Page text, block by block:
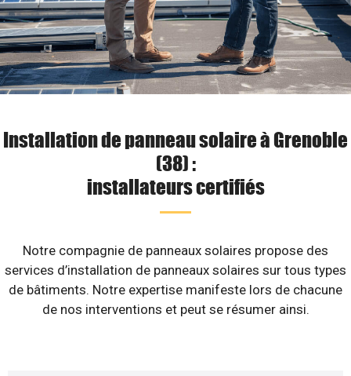
Installation de panneau solaire à Grenoble
(38) :
installateurs certifiés
Notre compagnie de panneaux solaires propose des
services d’installation de panneaux solaires sur tous types
de bâtiments. Notre expertise manifeste lors de chacune
de nos interventions et peut se résumer ainsi.